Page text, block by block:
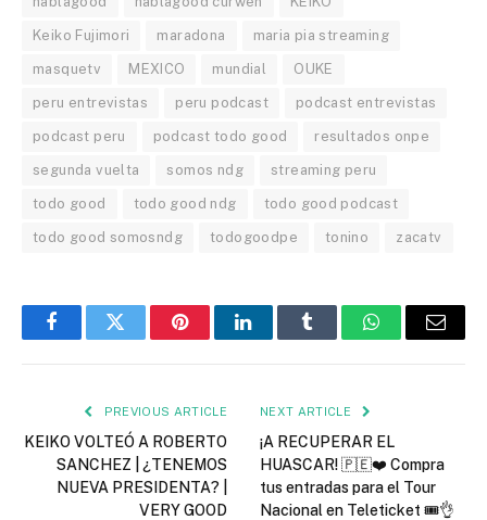
Keiko Fujimori maradona maria pia streaming
masquetv MEXICO mundial OUKE
peru entrevistas peru podcast podcast entrevistas
podcast peru podcast todo good resultados onpe
segunda vuelta somos ndg streaming peru
todo good todo good ndg todo good podcast
todo good somosndg todogoodpe tonino zacatv
FacebookTwitter PinterestLinkedInTumblr WhatsAppEmail
PREVIOUS ARTICLE
KEIKO VOLTEÓ A ROBERTO
SANCHEZ | ¿TENEMOS
NUEVA PRESIDENTA? |
VERY GOOD
NEXT ARTICLE
¡A RECUPERAR EL
HUASCAR! 🇵🇪❤️ Compra
tus entradas para el Tour
Nacional en Teleticket 🎟️👌